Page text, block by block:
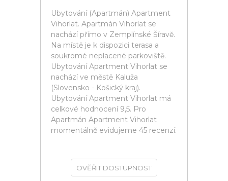
Ubytování (Apartmán) Apartment
Vihorlat. Apartmán Vihorlat se
nachází přímo v Zemplínské Šíravě.
Na místě je k dispozici terasa a
soukromé neplacené parkoviště.
Ubytování Apartment Vihorlat se
nachází ve městě Kaluža
(Slovensko - Košický kraj).
Ubytování Apartment Vihorlat má
celkové hodnocení 9,5. Pro
Apartmán Apartment Vihorlat
momentálně evidujeme 45 recenzí.
OVĚŘIT DOSTUPNOST